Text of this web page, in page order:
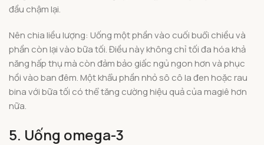
đầu chậm lại.
Nên chia liều lượng: Uống một phần vào cuối buổi chiều và
phần còn lại vào bữa tối. Điều này không chỉ tối đa hóa khả
năng hấp thụ mà còn đảm bảo giấc ngủ ngon hơn và phục
hồi vào ban đêm. Một khẩu phần nhỏ sô cô la đen hoặc rau
bina với bữa tối có thể tăng cường hiệu quả của magiê hơn
nữa.
5. Uống omega-3